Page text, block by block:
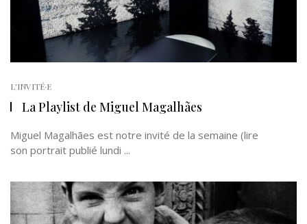
L'INVITÉ·E
La Playlist de Miguel Magalhães
Miguel Magalhães est notre invité de la semaine (lire
son portrait publié lundi ...